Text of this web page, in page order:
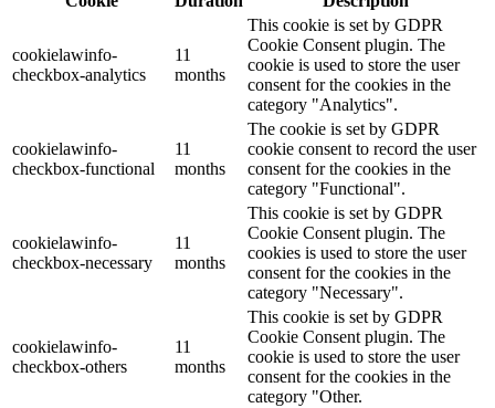
cookielawinfo-
checkbox-analytics
11
months
This cookie is set by GDPR
Cookie Consent plugin. The
cookie is used to store the user
consent for the cookies in the
category "Analytics".
cookielawinfo-
checkbox-functional
11
months
The cookie is set by GDPR
cookie consent to record the user
consent for the cookies in the
category "Functional".
cookielawinfo-
checkbox-necessary
11
months
This cookie is set by GDPR
Cookie Consent plugin. The
cookies is used to store the user
consent for the cookies in the
category "Necessary".
cookielawinfo-
checkbox-others
11
months
This cookie is set by GDPR
Cookie Consent plugin. The
cookie is used to store the user
consent for the cookies in the
category "Other.